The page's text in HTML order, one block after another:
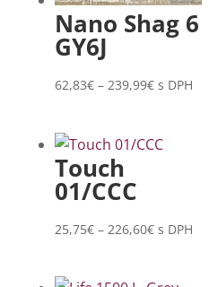
Nano Shag 6
GY6J
62,83€ – 239,99€Price
through
s DPH
Touch
01/CCC
25,75€ – 226,60€Price
s DPH